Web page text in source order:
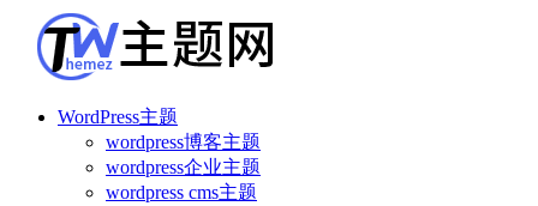
WordPress主题
wordpress博客主题
wordpress企业主题
wordpress cms主题